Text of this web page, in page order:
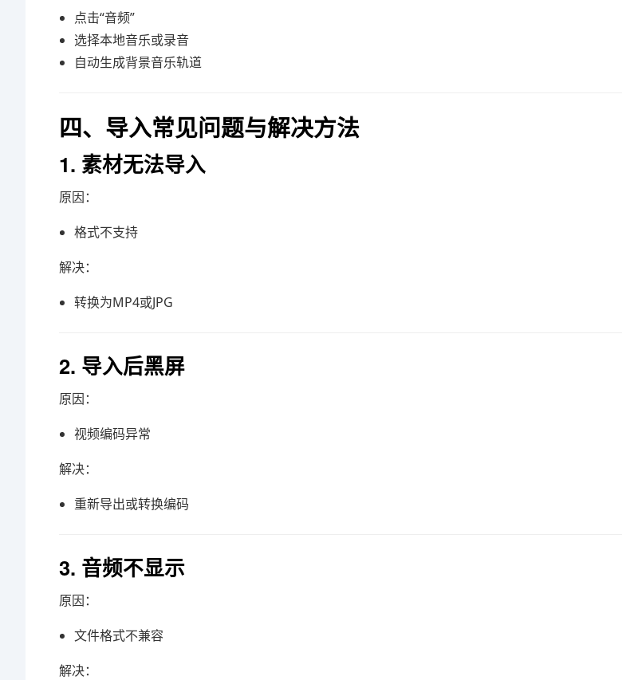
点击“音频”
选择本地音乐或录音
自动生成背景音乐轨道
四、导入常见问题与解决方法
1. 素材无法导入
原因：
格式不支持
解决：
转换为MP4或JPG
2. 导入后黑屏
原因：
视频编码异常
解决：
重新导出或转换编码
3. 音频不显示
原因：
文件格式不兼容
解决：